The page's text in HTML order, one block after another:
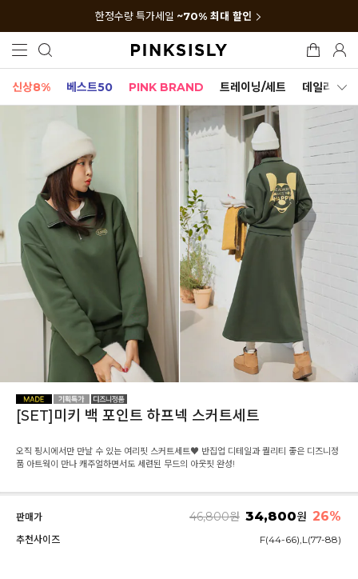
한정수량 특가세일 ~70% 최대 할인
신상8% 베스트50 PINK BRAND 트레이닝/세트 데일리세트
[SET]미키 백 포인트 하프넥 스커트세트
오직 핑시에서만 만날 수 있는 여리핏 스커트세트♥ 반집업 디테일과 퀄리티 좋은 디즈니정
품 아트웍이 만나 캐주얼하면서도 세련된 무드의 아웃핏 완성!
판매가 46,800원 34,800원 26%
추천사이즈 F(44-66),L(77-88)